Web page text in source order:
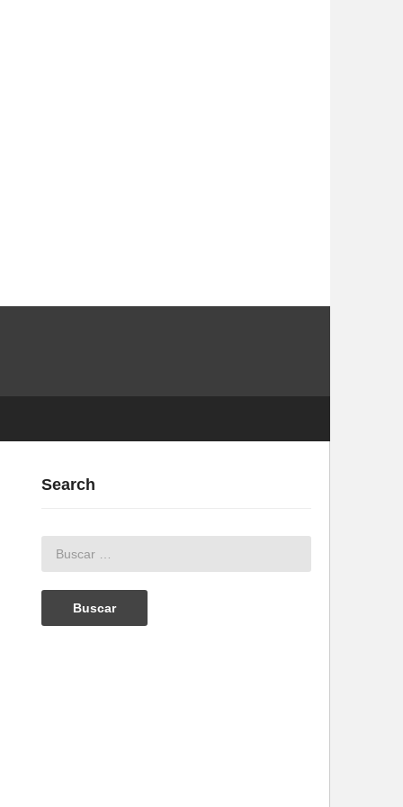
Search